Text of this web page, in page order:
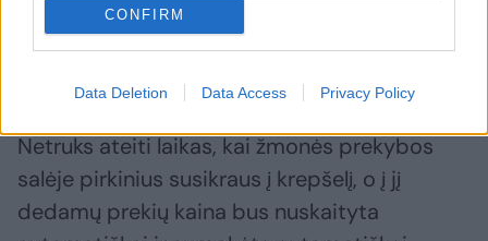
CONFIRM
Data Deletion Data Access Privacy Policy
taip pat spėriai, kaip dabar savitarnos kasos
keičia įprastas kasas, ateityje neliks ir pačių
savitarnos kasų. Jas regiu kaip tarpinį
Netruks ateiti laikas, kai žmonės prekybos
salėje pirkinius susikraus į krepšelį, o į jį
dedamų prekių kaina bus nuskaityta